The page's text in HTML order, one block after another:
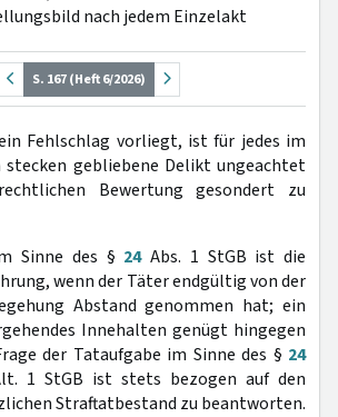
nach jedem Einzelakt
S. 167 (Heft 6/2026)
Fehlschlag vorliegt, ist für jedes im
stecken gebliebene Delikt ungeachtet
Bewertung gesondert zu
Sinne des § 24Abs. 1 StGB ist die
wenn der Täter endgültig von der
Abstand genommen hat; ein
Innehalten genügt hingegen
der Tataufgabe im Sinne des § 24
1 StGB ist stets bezogen auf den
Straftatbestand zu beantworten.